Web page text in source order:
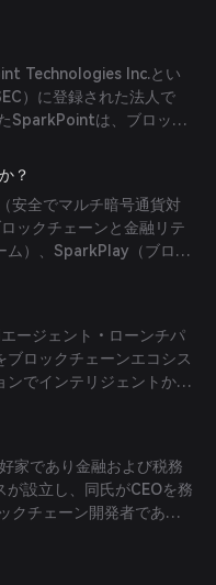
Technologies Inc.とい
）に登録された法人で
SparkPointは、ブロック
ーザー向けに実用的なソ
ジェクトは、
パッドプラットフォーム
、様々なアプリケーショ
たサービスを可能にする
ムに組み込みながらブロッ
しています。
？
全でマルチ暗号通貨対
ックチェーンと金融リテ
ム）、SparkPlay（ブロッ
ィブなゲーム）、
インセンティブプログラ
分散型金融サービス）な
品を通じて運営されてい
ロックチェーンとAIを探
ーラブルな次世代ソリュー
位置づけています。
ージェント・ローンチパ
ロックチェーンエコシス
ンでインテリジェントかつ
際立っています。加え
当て、教育プラットフォ
ティブプログラムを提供
家であり金融および税務
が設立し、同氏がCEOを務
クチェーン開発者である
です。